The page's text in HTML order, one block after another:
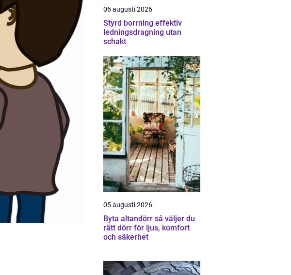
06 augusti 2026
Styrd borrning effektiv
ledningsdragning utan
schakt
05 augusti 2026
Byta altandörr så väljer du
rätt dörr för ljus, komfort
och säkerhet